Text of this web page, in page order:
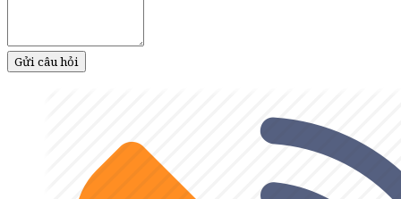
Gửi câu hỏi